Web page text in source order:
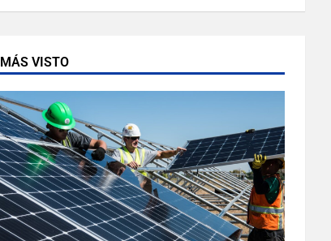
MÁS VISTO